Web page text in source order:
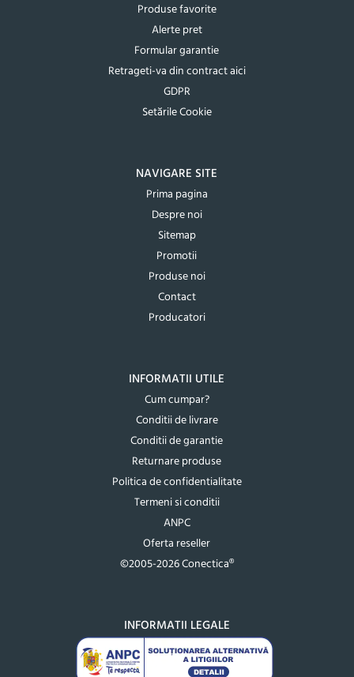
Produse favorite
Alerte pret
Formular garantie
Retrageti-va din contract aici
GDPR
Setările Cookie
NAVIGARE SITE
Prima pagina
Despre noi
Sitemap
Promotii
Produse noi
Contact
Producatori
INFORMATII UTILE
Cum cumpar?
Conditii de livrare
Conditii de garantie
Returnare produse
Politica de confidentialitate
Termeni si conditii
ANPC
Oferta reseller
©2005-2026 Conectica®
INFORMATII LEGALE